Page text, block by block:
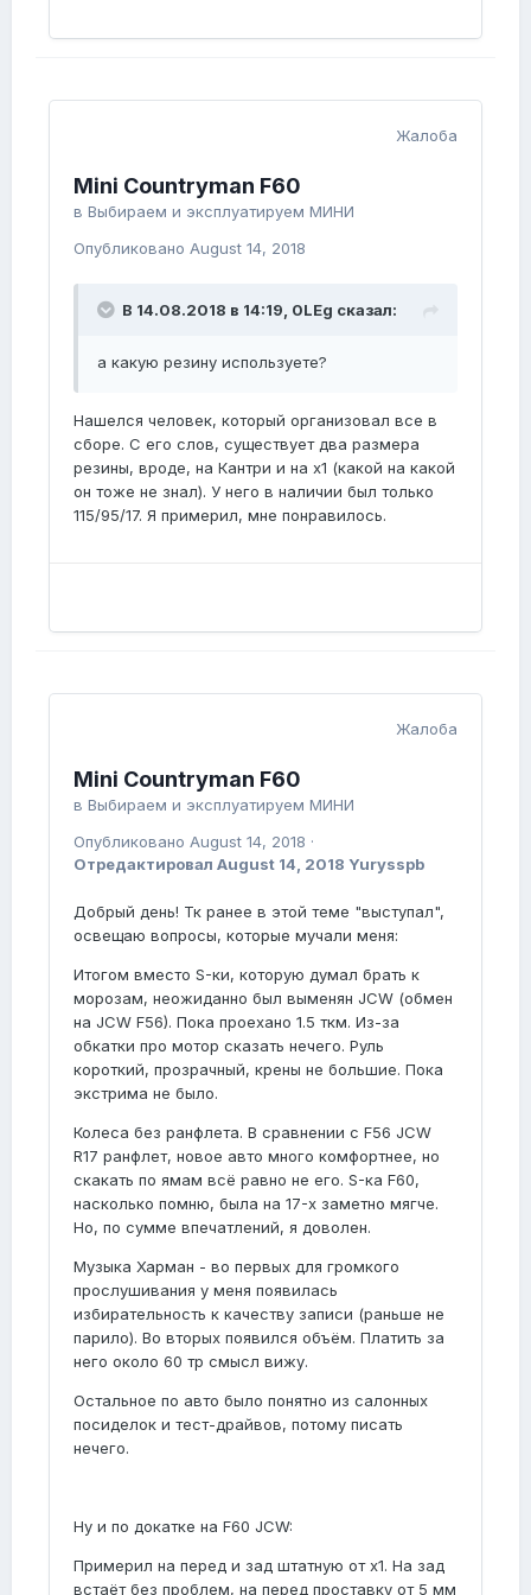
Жалоба
Mini Countryman F60
в Выбираем и эксплуатируем МИНИ
Опубликовано August 14, 2018
В 14.08.2018 в 14:19, 0LEg сказал:
а какую резину используете?
Нашелся человек, который организовал все в
сборе. С его слов, существует два размера
резины, вроде, на Кантри и на х1 (какой на какой
он тоже не знал). У него в наличии был только
115/95/17. Я примерил, мне понравилось.
Жалоба
Mini Countryman F60
в Выбираем и эксплуатируем МИНИ
Опубликовано August 14, 2018 ·
Отредактировал August 14, 2018 Yurysspb
Добрый день! Тк ранее в этой теме "выступал",
освещаю вопросы, которые мучали меня:
Итогом вместо S-ки, которую думал брать к
морозам, неожиданно был выменян JCW (обмен
на JCW F56). Пока проехано 1.5 ткм. Из-за
обкатки про мотор сказать нечего. Руль
короткий, прозрачный, крены не большие. Пока
экстрима не было.
Колеса без ранфлета. В сравнении с F56 JCW
R17 ранфлет, новое авто много комфортнее, но
скакать по ямам всё равно не его. S-ка F60,
насколько помню, была на 17-х заметно мягче.
Но, по сумме впечатлений, я доволен.
Музыка Харман - во первых для громкого
прослушивания у меня появилась
избирательность к качеству записи (раньше не
парило). Во вторых появился объём. Платить за
него около 60 тр смысл вижу.
Остальное по авто было понятно из салонных
посиделок и тест-драйвов, потому писать
нечего.
Ну и по докатке на F60 JCW:
Примерил на перед и зад штатную от х1. На зад
встаёт без проблем, на перед проставку от 5 мм